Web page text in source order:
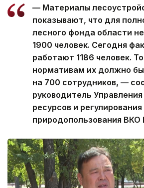
— Материалы
показывают, что для
лесного фонда области
1900 человек. Сегодня
работают 1186 человек.
нормативам их должно
на 700 сотрудников, —
руководитель
ресурсов и регулирования
природопользования ВКО